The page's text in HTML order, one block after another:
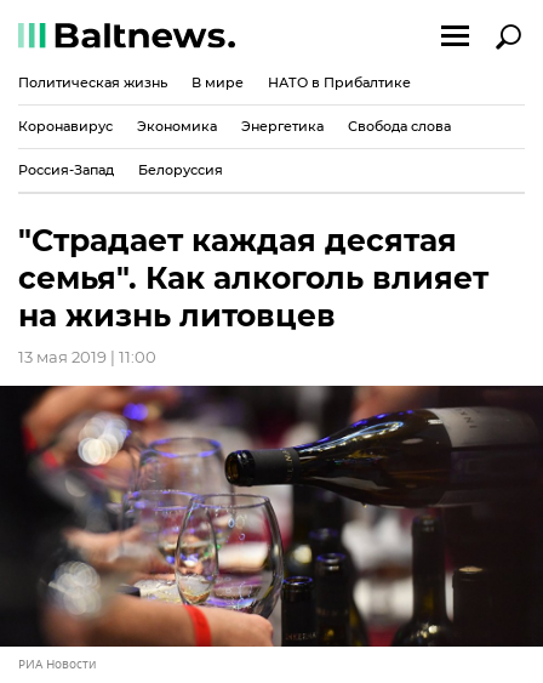
Политическая жизнь В мире НАТО в Прибалтике
Коронавирус Экономика Энергетика Свобода слова
Россия-Запад Белоруссия
"Страдает каждая десятая
семья". Как алкоголь влияет
на жизнь литовцев
13 мая 2019 | 11:00
РИА Новости